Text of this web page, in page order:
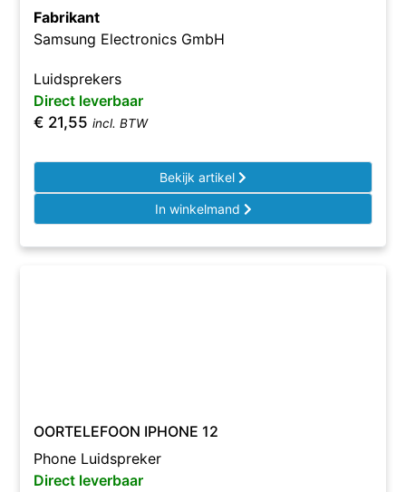
Fabrikant
Samsung Electronics GmbH
Luidsprekers
Direct leverbaar
€ 21,55 incl. BTW
Bekijk artikel
In winkelmand
OORTELEFOON IPHONE 12
Phone Luidspreker
Direct leverbaar